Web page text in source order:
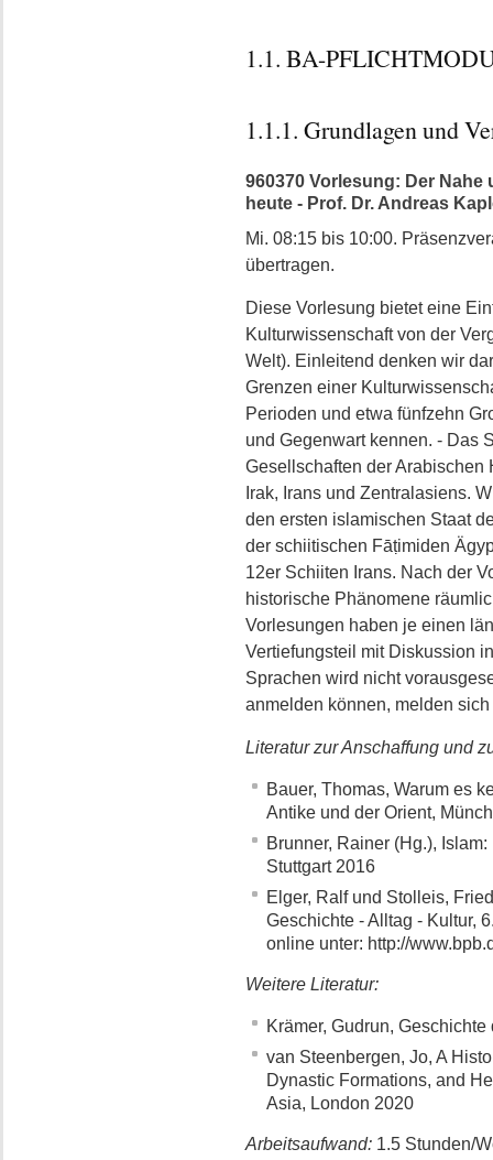
1.1. BA-
1.1.1. Grundlagen und
960370 Vorlesung: Der
heute - Prof. Dr. Andreas
Mi. 08:15 bis 10:00.
übertragen.
Diese Vorlesung bietet eine
Kulturwissenschaft von der
Welt). Einleitend denken wir
Grenzen einer
Perioden und etwa fünfzehn
und Gegenwart kennen. - Das
Gesellschaften der
Irak, Irans und Zentralasiens.
den ersten islamischen Staat
der schiitischen Fāṭimiden
12er Schiiten Irans. Nach der
historische Phänomene
Vorlesungen haben je einen
Vertiefungsteil mit Diskussion
Sprachen wird nicht
anmelden können, melden
Literatur zur Anschaffung und
Bauer, Thomas, Warum es
Antike und der Orient,
Brunner, Rainer (Hg.),
Stuttgart 2016
Elger, Ralf und Stolleis,
Geschichte - Alltag - Kultur,
online unter: http://
Weitere Literatur:
Krämer, Gudrun,
van Steenbergen, Jo, A
Dynastic Formations, and
Asia, London 2020
Arbeitsaufwand:1.5 Stunden/